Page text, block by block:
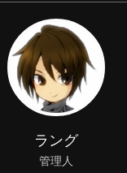
ラング
管理人